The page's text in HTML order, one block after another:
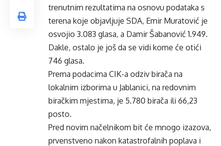
trenutnim rezultatima na osnovu podataka s
terena koje objavljuje SDA, Emir Muratović je
osvojio 3.083 glasa, a Damir Šabanović 1.949.
Dakle, ostalo je još da se vidi kome će otići
746 glasa.
Prema podacima CIK-a odziv birača na
lokalnim izborima u Jablanici, na redovnim
biračkim mjestima, je 5.780 birača ili 66,23
posto.
Pred novim načelnikom bit će mnogo izazova,
prvenstveno nakon katastrofalnih poplava i